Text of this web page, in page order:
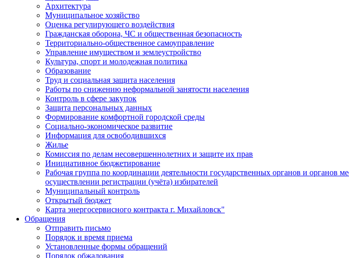
Архитектура
Муниципальное хозяйство
Оценка регулирующего воздействия
Гражданская оборона, ЧС и общественная безопасность
Территориально-общественное самоуправление
Управление имуществом и землеустройство
Культура, спорт и молодежная политика
Образование
Труд и социальная защита населения
Работы по снижению неформальной занятости населения
Контроль в сфере закупок
Защита персональных данных
Формирование комфортной городской среды
Социально-экономическое развитие
Информация для освободившихся
Жилье
Комиссия по делам несовершеннолетних и защите их прав
Инициативное бюджетирование
Рабочая группа по координации деятельности государственных органов и органов
осуществлении регистрации (учёта) избирателей
Муниципальный контроль
Открытый бюджет
Карта энергосервисного контракта г. Михайловск"
Обращения
Отправить письмо
Порядок и время приема
Установленные формы обращений
Порядок обжалования